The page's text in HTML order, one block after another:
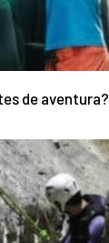
de aventura?